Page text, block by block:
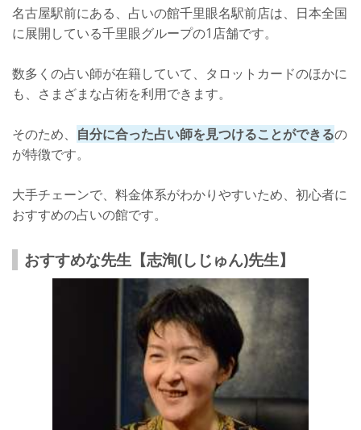
おすすめな先生【外山聖珠(とやませいじゅ)先生】
口コミ
店舗詳細
鑑定料金
さいごに
名古屋駅前にある、占いの館千里眼名駅前店は、日本全国
に展開している千里眼グループの1店舗です。
数多くの占い師が在籍していて、タロットカードのほかに
も、さまざまな占術を利用できます。
そのため、 自分に合った占い師を見つけることができるの
が特徴です。
大手チェーンで、料金体系がわかりやすいため、初心者に
おすすめの占いの館です。
おすすめな先生【志洵(しじゅん)先生】